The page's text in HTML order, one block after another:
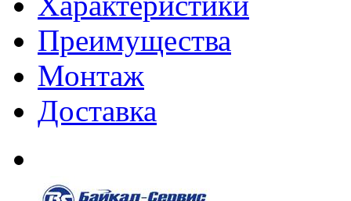
Преимущества
Монтаж
Доставка